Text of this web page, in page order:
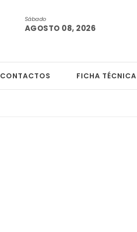
Sábado
AGOSTO 08, 2026
CONTACTOS FICHA TÉCNICA